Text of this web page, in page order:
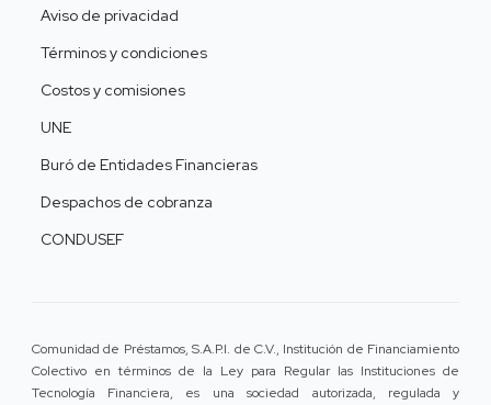
Aviso de privacidad
Términos y condiciones
Costos y comisiones
UNE
Buró de Entidades Financieras
Despachos de cobranza
CONDUSEF
Comunidad de Préstamos, S.A.P.I. de C.V., Institución de Financiamiento
Colectivo en términos de la Ley para Regular las Instituciones de
Tecnología Financiera, es una sociedad autorizada, regulada y